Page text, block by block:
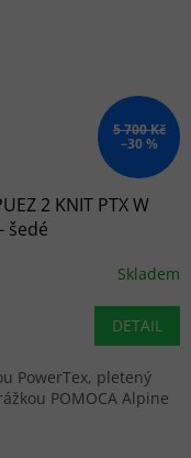
5 700 Kč
–30 %
2 KNIT PTX W
šedé
Skladem
DETAIL
PowerTex, pletený
POMOCA Alpine